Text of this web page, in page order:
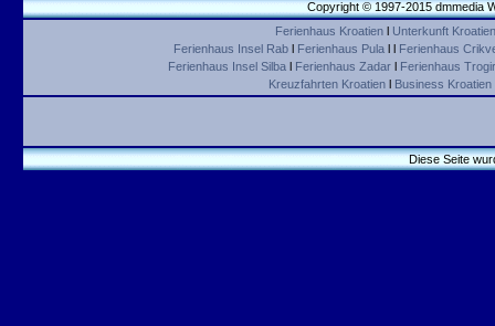
Copyright © 1997-2015 dmmedia
Ferienhaus Kroatien l Unterkunft Kroatien
Ferienhaus Insel Rab l Ferienhaus Pula l l Ferienhaus
Ferienhaus Insel Silbal Ferienhaus Zadarl Ferienhaus
Kreuzfahrten Kroatienl Business Kroatien
Diese Seite